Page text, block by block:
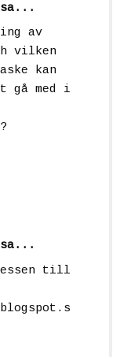
sa...
av
vilken
kan
gå med i
sa...
till